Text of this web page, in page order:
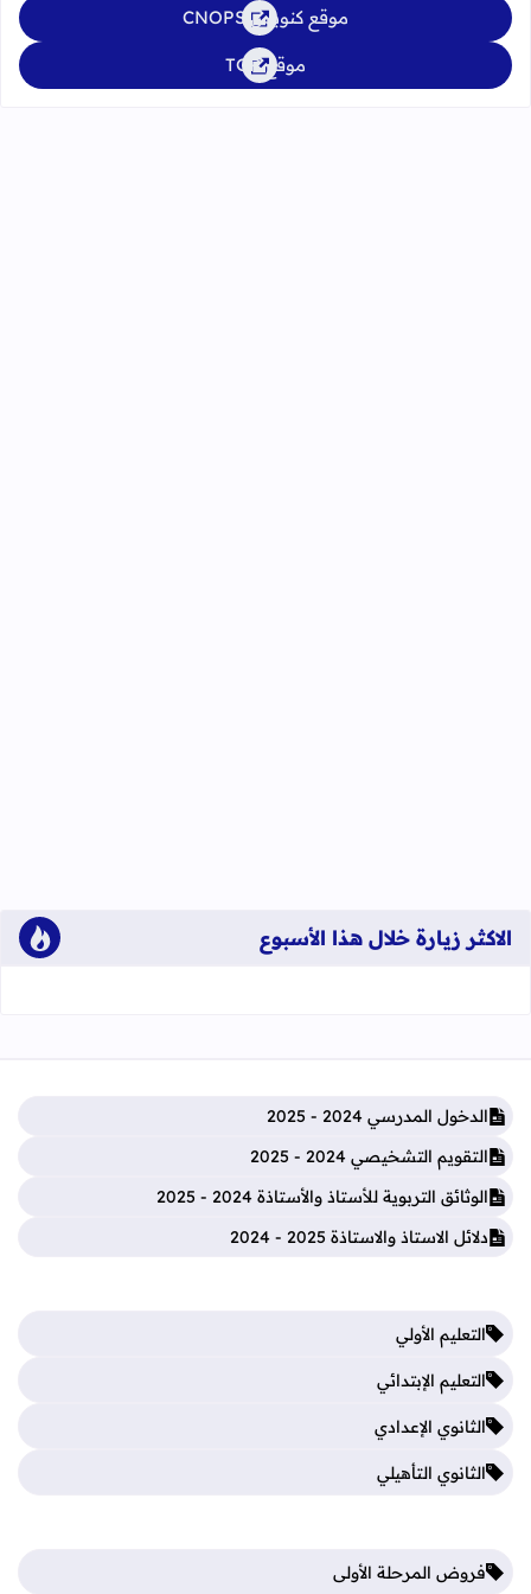
موقع كنوبس CNOPS
موقع TGR
الاكثر زيارة خلال هذا الأسبوع
الدخول المدرسي 2024 - 2025
التقويم التشخيصي 2024 - 2025
الوثائق التربوية للأستاذ والأستاذة 2024 - 2025
دلائل الاستاذ والاستاذة 2025 - 2024
التعليم الأولي
التعليم الإبتدائي
الثانوي الإعدادي
الثانوي التأهيلي
فروض المرحلة الأولى